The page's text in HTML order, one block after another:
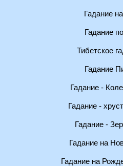
Гадание
Гадание
Тибетское
Гадание
Гадание -
Гадание -
Гадание -
Гадание на
Гадание на